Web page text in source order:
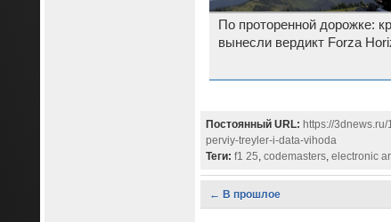
По проторенной дорожке:
вынесли вердикт Forza
Постоянный URL: https://
perviy-treyler-i-data-vihoda
Теги: f1 25 codemasters, electronic
← В прошлое